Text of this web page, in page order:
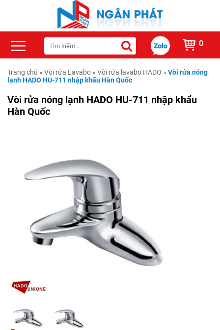
0
Trang chủ » Vòi rửa Lavabo » Vòi rửa lavabo HADO » Vòi rửa nóng
lạnh HADO HU-711 nhập khẩu Hàn Quốc
Vòi rửa nóng lạnh HADO HU-711 nhập khẩu
Hàn Quốc